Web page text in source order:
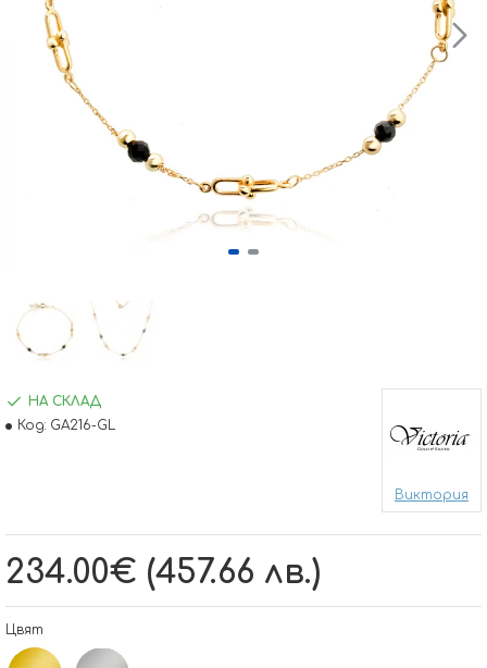
234.00€ (457.66 лв.)
НА СКЛАД
Код: GA216-GL
Виктория
Цвят